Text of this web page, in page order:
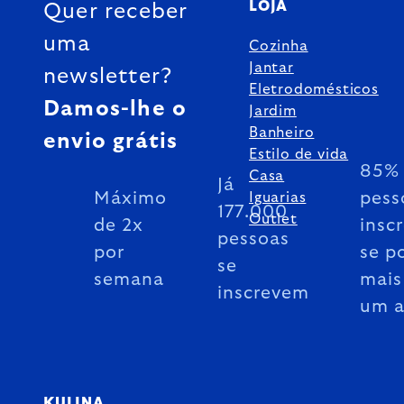
Quer receber
uma
newsletter?
Damos-lhe o
envio grátis
Máximo
de 2x
por
semana
Já
177.000
pessoas
se
inscrevem
85%
se
um
LOJA
Cozinha
Jantar
Eletrodomésticos
Jardim
Banheiro
Estilo de vida
Casa
Iguarias
Outlet